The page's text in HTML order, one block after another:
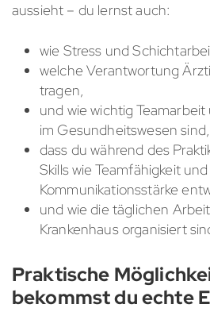
aussieht – du lernst auch:
wie Stress und
welche Verantwortung
tragen,
und wie wichtig
im Gesundheitswesen sind,
dass du während des
Skills wie Teamfähigkeit und
Kommunikationsstärke
und wie die täglichen
Krankenhaus organisiert
Praktische
bekommst du echte